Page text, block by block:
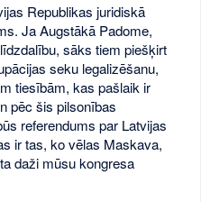
Republikas juridiskā
Ja Augstākā Padome,
sāks tiem piešķirt
seku legalizēšanu,
tiesībām, kas pašlaik ir
pēc šis pilsonības
referendums par Latvijas
ir tas, ko vēlas Maskava,
daži mūsu kongresa